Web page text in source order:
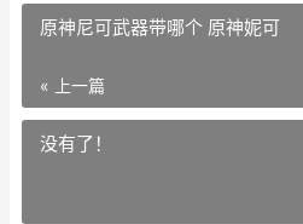
原神尼可武器带哪个 原神妮可
« 上一篇
没有了！